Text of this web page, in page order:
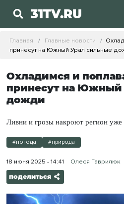
31TV.RU
Главная Главные новости
принесут на Южный Урал сильные
Охладимся и
принесут на Южный
дожди
Ливни и грозы накроют регион
#погода #природа
18 июня 2025 - 14:41 Олеся Гаврилюк
поделиться